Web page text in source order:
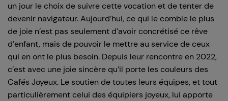
un jour le choix de suivre cette vocation et de tenter de
devenir navigateur. Aujourd’hui, ce qui le comble le plus
de joie n’est pas seulement d’avoir concrétisé ce rêve
d’enfant, mais de pouvoir le mettre au service de ceux
qui en ont le plus besoin. Depuis leur rencontre en 2022,
c’est avec une joie sincère qu’il porte les couleurs des
Cafés Joyeux. Le soutien de toutes leurs équipes, et tout
particulièrement celui des équipiers joyeux, lui apporte